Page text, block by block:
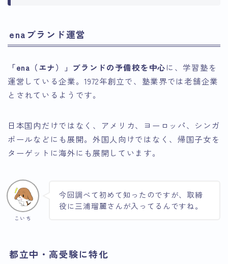
enaブランド運営
「ena（エナ）」ブランドの予備校を中心に、学習塾を
運営している企業。1972年創立で、塾業界では老舗企業
とされているようです。
日本国内だけではなく、アメリカ、ヨーロッパ、シンガ
ポールなどにも展開。外国人向けではなく、帰国子女を
ターゲットに海外にも展開しています。
こいち
今回調べて初めて知ったのですが、取締
役に三浦瑠麗さんが入ってるんですね。
都立中・高受験に特化